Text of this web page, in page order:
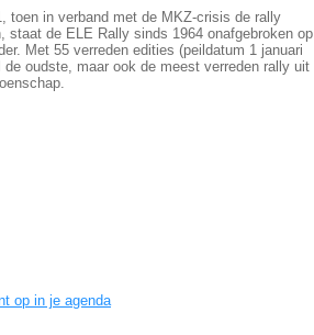
toen in verband met de MKZ-crisis de rally
staat de ELE Rally sinds 1964 onafgebroken op
Met 55 verreden edities (peildatum 1 januari
oudste, maar ook de meest verreden rally uit
op in je agenda